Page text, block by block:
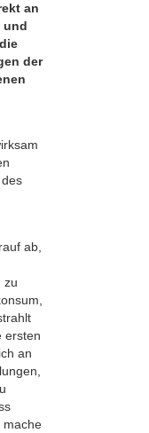
an
und
der
ab,
zu
ersten
an
mache